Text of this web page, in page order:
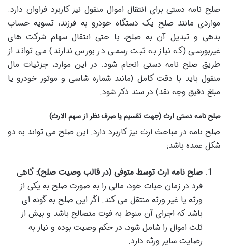
صلح نامه دستی برای انتقال اموال منقول نیز کاربرد فراوان دارد.
مواردی مانند صلح یک دستگاه خودرو به فرزند، تسویه حساب
بدهی و تبدیل آن به صلح، یا حتی انتقال سهام شرکت های
غیربورسی (که نیاز به ثبت رسمی در بورس ندارند) می تواند از
طریق صلح نامه دستی انجام شود. در این موارد، جزئیات مال
منقول باید با دقت کامل (مانند شماره شاسی و موتور خودرو یا
مبلغ دقیق وجه نقد) در سند ذکر شود.
صلح نامه دستی ارث (جهت تقسیم یا صرف نظر از سهم الارث)
صلح نامه در مباحث ارث نیز کاربرد دارد. این صلح می تواند به دو
شکل عمده باشد:
صلح نامه ارث توسط متوفی (در قالب وصیت صلح):گاهی
فرد در زمان حیات خود، مالی را به صورت صلح به یکی از
ورثه یا غیر ورثه منتقل می کند. اگر این صلح به گونه ای
باشد که اجرای آن منوط به فوت متصالح باشد و بیش از
ثلث اموال را شامل شود، در حکم وصیت بوده و نیاز به
رضایت سایر ورثه دارد.